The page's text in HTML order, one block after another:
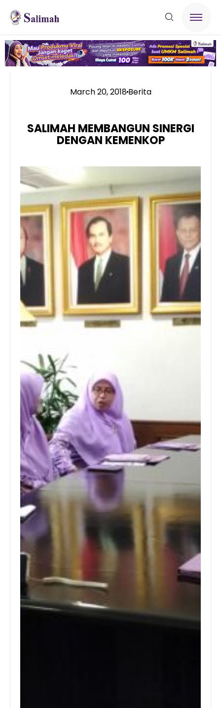
March 20, 2018Berita
SALIMAH MEMBANGUN SINERGI
DENGAN KEMENKOP